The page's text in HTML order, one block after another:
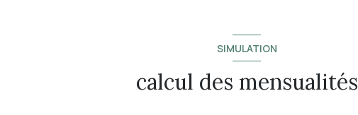
SIMULATION
calcul des mensualités